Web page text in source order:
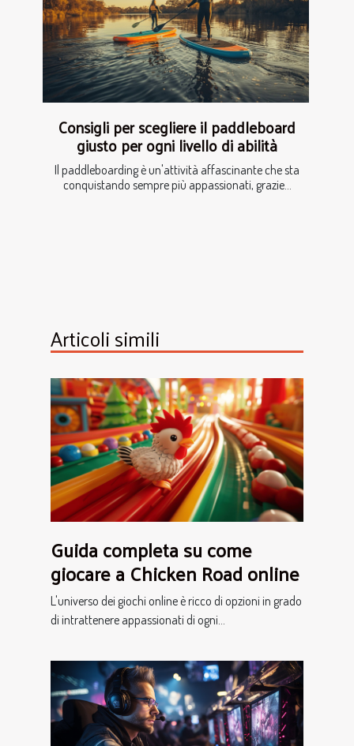
Consigli per scegliere il paddleboard
giusto per ogni livello di abilità
Il paddleboarding è un'attività affascinante che sta
conquistando sempre più appassionati, grazie...
Articoli simili
Guida completa su come
giocare a Chicken Road online
L'universo dei giochi online è ricco di opzioni in grado
di intrattenere appassionati di ogni...